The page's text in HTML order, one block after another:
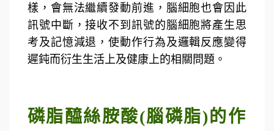
樣，會無法繼續發動前進，腦細胞也會因此
訊號中斷，接收不到訊號的腦細胞將產生思
考及記憶減退，使動作行為及邏輯反應變得
遲鈍而衍生生活上及健康上的相關問題。
磷脂醯絲胺酸(腦磷脂)的作